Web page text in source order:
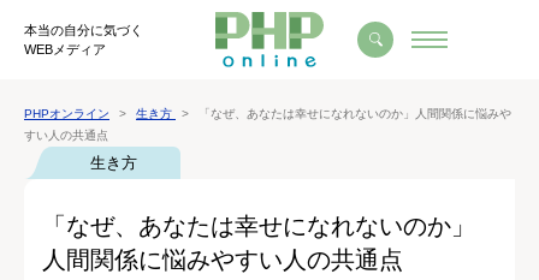
本当の自分に気づく
WEBメディア
PHPオンライン 生き方
「なぜ、あなたは幸せになれないのか」人間関係に悩みや
すい人の共通点
生き方
「なぜ、あなたは幸せになれないのか」
人間関係に悩みやすい人の共通点